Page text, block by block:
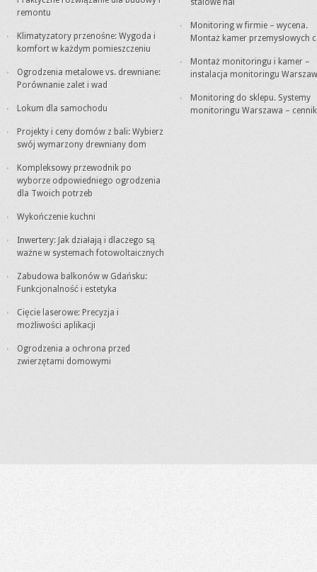
remontu
Klimatyzatory przenośne: Wygoda i
komfort w każdym pomieszczeniu
Ogrodzenia metalowe vs. drewniane:
Porównanie zalet i wad
Lokum dla samochodu
Projekty i ceny domów z bali: Wybierz
swój wymarzony drewniany dom
Kompleksowy przewodnik po
wyborze odpowiedniego ogrodzenia
dla Twoich potrzeb
Wykończenie kuchni
Inwertery: Jak działają i dlaczego są
ważne w systemach fotowoltaicznych
Zabudowa balkonów w Gdańsku:
Funkcjonalność i estetyka
Cięcie laserowe: Precyzja i
możliwości aplikacji
Ogrodzenia a ochrona przed
zwierzętami domowymi
stalowe hal
Monitoring w firmie – wycena.
Montaż kamer przemysłowych
Montaż monitoringu i kamer –
instalacja monitoringu
Monitoring do sklepu. Systemy
monitoringu Warszawa – cennik